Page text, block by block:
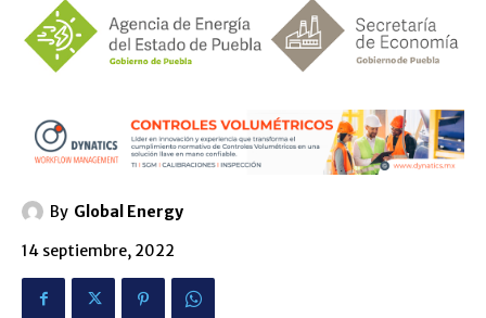
By Global Energy
14 septiembre, 2022